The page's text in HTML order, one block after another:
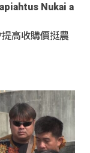
Nukai a
提高收購價挺農